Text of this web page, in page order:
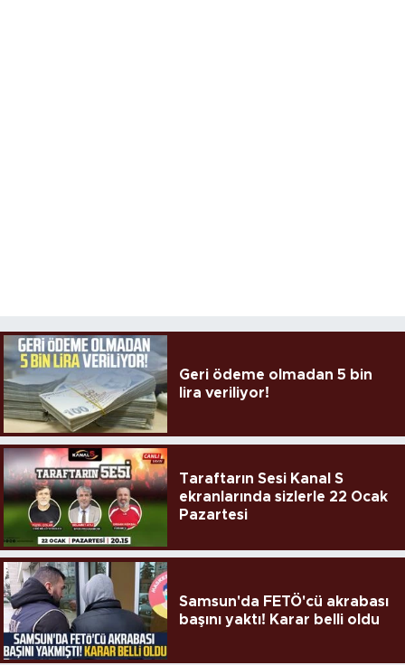
Geri ödeme olmadan 5 bin
lira veriliyor!
Taraftarın Sesi Kanal S
ekranlarında sizlerle 22 Ocak
Pazartesi
Samsun'da FETÖ'cü akrabası
başını yaktı! Karar belli oldu